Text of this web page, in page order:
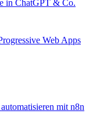
in ChatGPT & Co.
Web Apps
automatisieren mit n8n